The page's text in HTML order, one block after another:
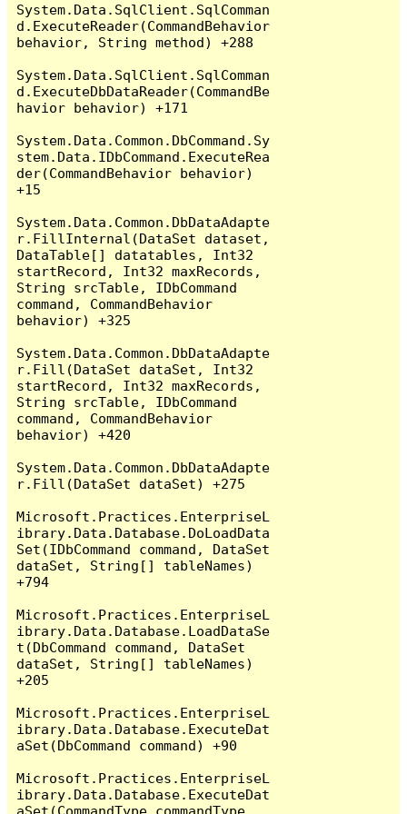
System.Data.SqlClient.SqlComman
d.ExecuteReader(CommandBehavior
behavior, String method) +288
System.Data.SqlClient.SqlComman
d.ExecuteDbDataReader(CommandBe
havior behavior) +171
System.Data.Common.DbCommand.Sy
stem.Data.IDbCommand.ExecuteRea
der(CommandBehavior behavior)
+15
System.Data.Common.DbDataAdapte
r.FillInternal(DataSet dataset,
DataTable[] datatables, Int32
startRecord, Int32 maxRecords,
String srcTable, IDbCommand
command, CommandBehavior
behavior) +325
System.Data.Common.DbDataAdapte
r.Fill(DataSet dataSet, Int32
startRecord, Int32 maxRecords,
String srcTable, IDbCommand
command, CommandBehavior
behavior) +420
System.Data.Common.DbDataAdapte
r.Fill(DataSet dataSet) +275
Microsoft.Practices.EnterpriseL
ibrary.Data.Database.DoLoadData
Set(IDbCommand command, DataSet
dataSet, String[] tableNames)
+794
Microsoft.Practices.EnterpriseL
ibrary.Data.Database.LoadDataSe
t(DbCommand command, DataSet
dataSet, String[] tableNames)
+205
Microsoft.Practices.EnterpriseL
ibrary.Data.Database.ExecuteDat
aSet(DbCommand command) +90
Microsoft.Practices.EnterpriseL
ibrary.Data.Database.ExecuteDat
aSet(CommandType commandType,